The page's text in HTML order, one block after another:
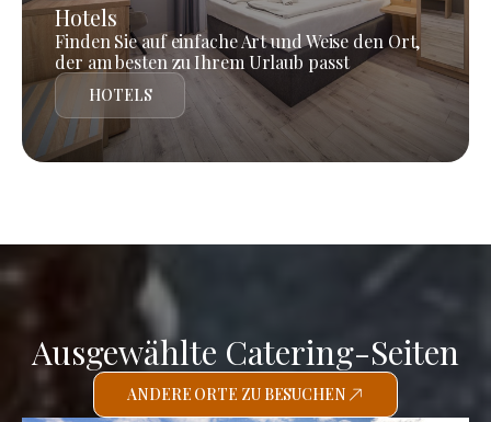
Hotels
Finden Sie auf einfache Art und Weise den Ort,
der am besten zu Ihrem Urlaub passt
HOTELS
Ausgewählte Catering-Seiten
ANDERE ORTE ZU BESUCHEN